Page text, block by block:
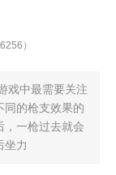
）
戏中最需要关注
同的枪支效果的
，一枪过去就会
坐力